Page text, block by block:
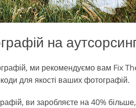
з Редагування
Відео
на
ми рекомендуємо вам Fix
для якості ваших фотографій.
ви заробляєте на 40%